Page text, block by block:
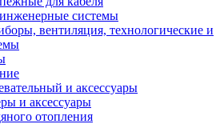
системы
вентиляция, технологические и
и аксессуары
и аксессуары
отопления